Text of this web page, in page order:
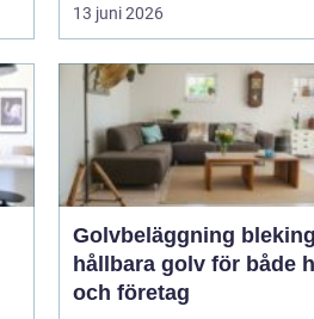
13 juni 2026
Golvbeläggning
hållbara golv för både
och företag